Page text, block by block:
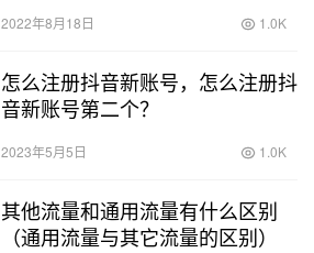
2022年8月18日 1.0K
怎么注册抖音新账号，怎么注册抖
音新账号第二个？
2023年5月5日 1.0K
其他流量和通用流量有什么区别
（通用流量与其它流量的区别）